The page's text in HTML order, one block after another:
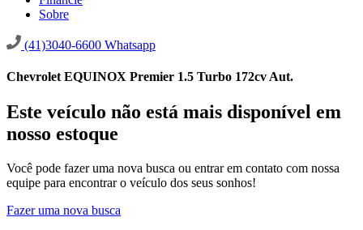
Sobre
(41)3040-6600 Whatsapp
Chevrolet EQUINOX Premier 1.5 Turbo 172cv Aut.
Este veículo não está mais disponível em
nosso estoque
Você pode fazer uma nova busca ou entrar em contato com nossa
equipe para encontrar o veículo dos seus sonhos!
Fazer uma nova busca